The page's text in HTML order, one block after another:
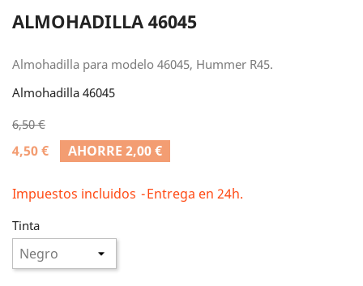
ALMOHADILLA 46045
Almohadilla para modelo 46045, Hummer R45.
Almohadilla 46045
6,50 €
4,50 € AHORRE 2,00 €
Impuestos incluidos Entrega en 24h.
Tinta